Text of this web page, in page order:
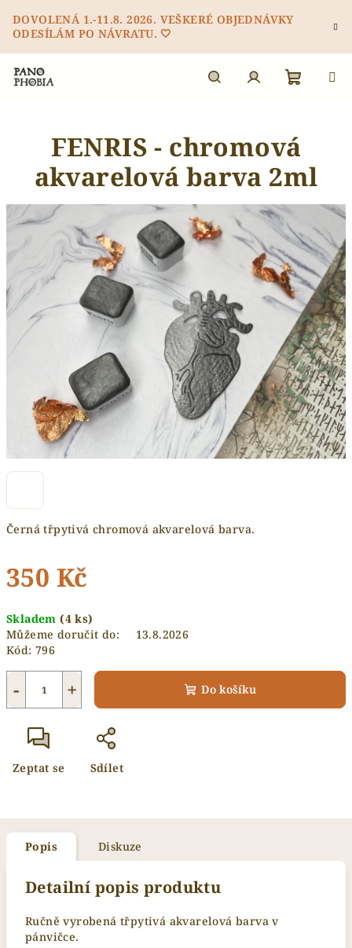
na
obsah
DOVOLENÁ 1.-11.8. 2026. VEŠKERÉ OBJEDNÁVKY
ODESÍLÁM PO NÁVRATU. 🤍
košík
Černá třpytivá chromová akvarelová barva.
350 Kč
cena:
Skladem(4 ks)
Můžeme doručit do:
13.8.2026
Kód: 796
+
− Do košíku
Zeptat se Sdílet
FENRIS - chromová
akvarelová barva 2ml
Popis Diskuze
Detailní popis produktu
Ručně vyrobená třpytivá akvarelová barva v
pánvičce.